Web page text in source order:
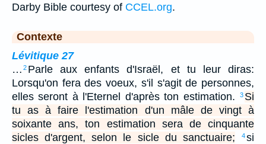
Darby Bible courtesy of CCEL.org.
Contexte
Lévitique 27
… 2 Parle aux enfants d'Israël, et tu leur diras:
Lorsqu'on fera des voeux, s'il s'agit de personnes,
elles seront à l'Eternel d'après ton estimation.
3 Si
tu as à faire l'estimation d'un mâle de vingt à
soixante ans, ton estimation sera de cinquante
sicles d'argent, selon le sicle du sanctuaire;
4si